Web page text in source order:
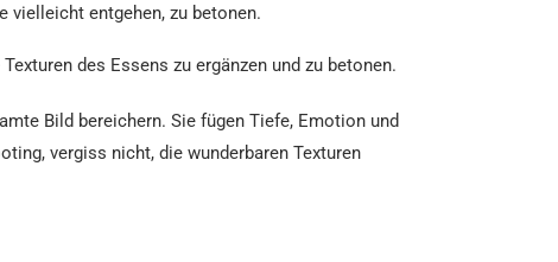
vielleicht entgehen, zu betonen.
des Essens zu ergänzen und zu betonen.
Bild bereichern. Sie fügen Tiefe, Emotion und
vergiss nicht, die wunderbaren Texturen